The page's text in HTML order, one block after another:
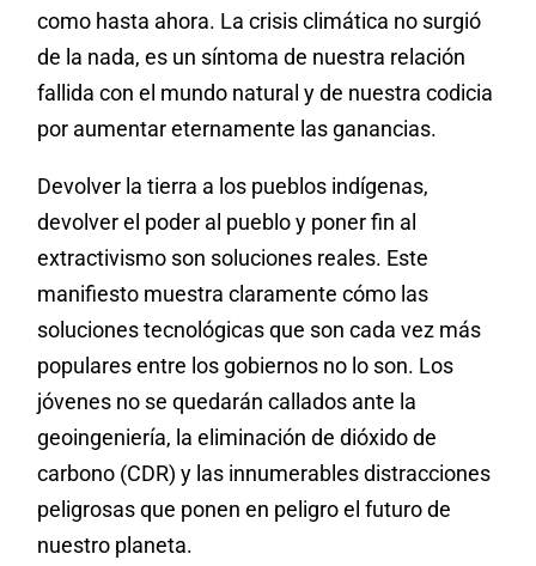
como hasta ahora. La crisis climática no surgió
de la nada, es un síntoma de nuestra relación
fallida con el mundo natural y de nuestra codicia
por aumentar eternamente las ganancias.
Devolver la tierra a los pueblos indígenas,
devolver el poder al pueblo y poner fin al
extractivismo son soluciones reales. Este
manifiesto muestra claramente cómo las
soluciones tecnológicas que son cada vez más
populares entre los gobiernos no lo son. Los
jóvenes no se quedarán callados ante la
geoingeniería, la eliminación de dióxido de
carbono (CDR) y las innumerables distracciones
peligrosas que ponen en peligro el futuro de
nuestro planeta.